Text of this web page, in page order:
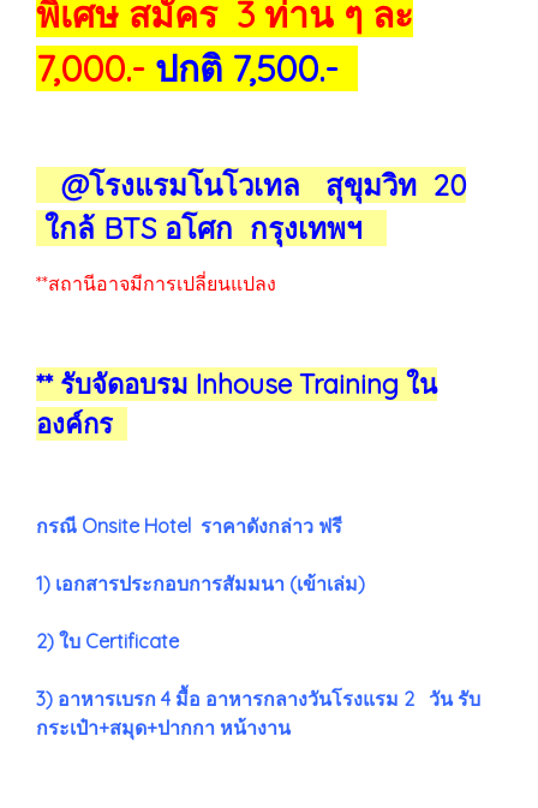
พิเศษ สมัคร 3 ท่าน ๆ ละ
7,000.- ปกติ 7,500.-
@โรงแรมโนโวเทล สุขุมวิท 20
ใกล้ BTS อโศก กรุงเทพฯ
**สถานีอาจมีการเปลี่ยนแปลง
** รับจัดอบรม Inhouse Training ใน
องค์กร
กรณี Onsite Hotel ราคาดังกล่าว ฟรี
1) เอกสารประกอบการสัมมนา (เข้าเล่ม)
2) ใบ Certificate
3) อาหารเบรก 4 มื้อ อาหารกลางวันโรงแรม 2 วัน รับ
กระเป๋า+สมุด+ปากกา หน้างาน